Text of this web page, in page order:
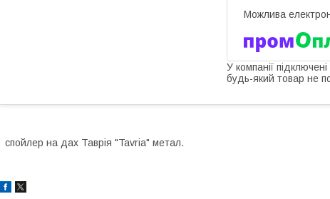
У компанії
будь-який товар не
спойлер на дах Таврія "Tavria" метал.